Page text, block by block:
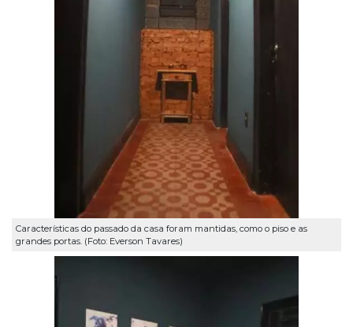
Características do passado da casa foram mantidas, como o piso e as
grandes portas. (Foto: Everson Tavares)